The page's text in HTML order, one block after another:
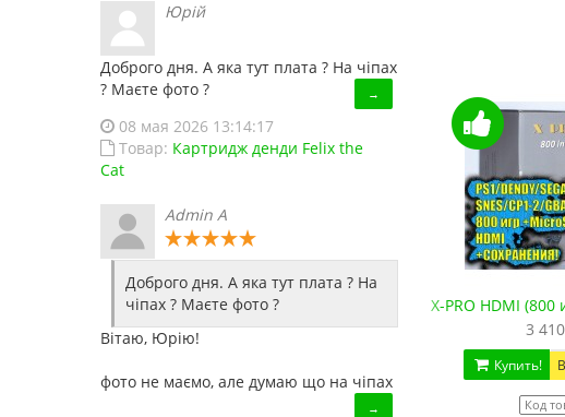
Юрій
Доброго дня. А яка тут плата ? На чіпах
? Маєте фото ?
→
08 мая 2026 13:14:17
Товар: Картридж денди Felix the
Cat
Admin A
Доброго дня. А яка тут плата ? На
чіпах ? Маєте фото ?
Вітаю, Юрію!
фото не маємо, але думаю що на чіпах
→
Денди HD-88 (HDMI, беспроводные джойстики)
2 190.10 грн.
X-PRO HDMI (800
3
Купить!
Код